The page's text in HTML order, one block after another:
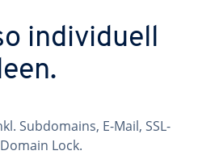
individuell
Subdomains, E-Mail, SSL-
Lock.